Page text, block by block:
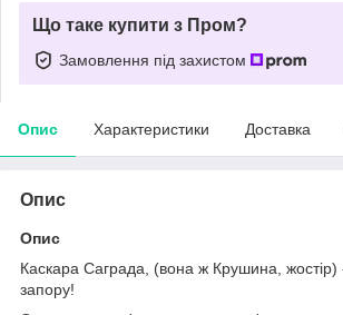
Що таке купити з Пром?
Замовлення під захистом
Опис Характеристики Доставка
Опис
Опис
Каскара Саграда, (вона ж Крушина, жостір)
запору!